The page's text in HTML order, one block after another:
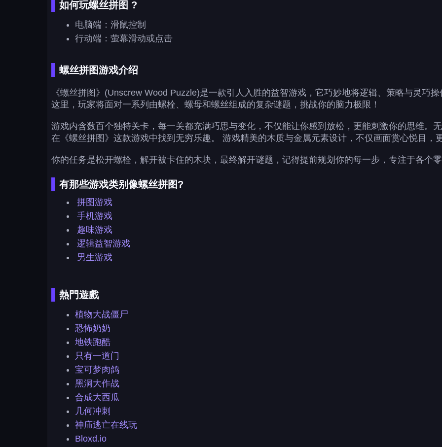
如何玩螺丝拼图 ?
电脑端：滑鼠控制
行动端：萤幕滑动或点击
螺丝拼图游戏介绍
《螺丝拼图》(Unscrew Wood Puzzle)是一款引人入胜的益智游戏，它巧妙地将逻辑、策略与灵巧
这里，玩家将面对一系列由螺栓、螺母和螺丝组成的复杂谜题，挑战你的脑力极限！
游戏内含数百个独特关卡，每一关都充满巧思与变化，不仅能让你感到放松，更能刺激你的思维。
在《螺丝拼图》这款游戏中找到无穷乐趣。 游戏精美的木质与金属元素设计，不仅画面赏心悦目，
你的任务是松开螺栓，解开被卡住的木块，最终解开谜题，记得提前规划你的每一步，专注于各个
有那些游戏类别像螺丝拼图?
拼图游戏
手机游戏
趣味游戏
逻辑益智游戏
男生游戏
熱門遊戲
植物大战僵尸
恐怖奶奶
地铁跑酷
只有一道门
宝可梦肉鸽
黑洞大作战
合成大西瓜
几何冲刺
神庙逃亡在线玩
Bloxd.io